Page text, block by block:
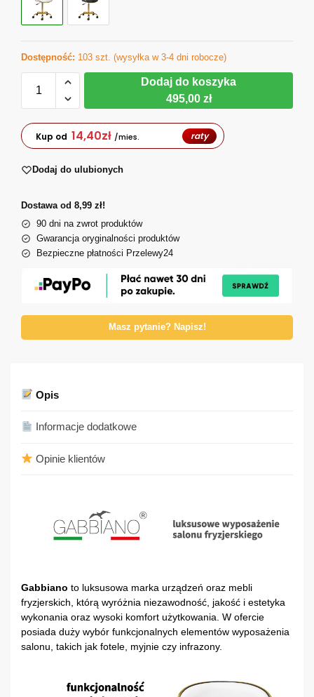
Dostępność: 103 szt. (wysyłka w 3-4 dni robocze)
Dodaj do koszyka
495,00 zł
Kup od 14,40zł /mies. raty
Dodaj do ulubionych
Dostawa od 8,99 zł!
90 dni na zwrot produktów
Gwarancja oryginalności produktów
Bezpieczne płatności Przelewy24
Masz pytanie? Napisz!
Opis
Informacje dodatkowe
Opinie klientów
Gabbiano to luksusowa marka urządzeń oraz mebli
fryzjerskich, którą wyróżnia niezawodność, jakość i estetyka
wykonania oraz wysoki komfort użytkowania. W ofercie
posiada duży wybór funkcjonalnych elementów wyposażenia
salonu, takich jak fotele, myjnie czy infrazony.